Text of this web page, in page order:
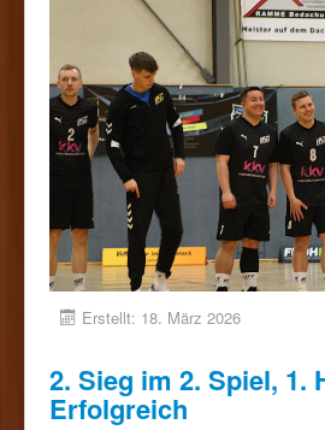
Erstellt: 18. März 2026
2. Sieg im 2. Spiel, 1.
Erfolgreich